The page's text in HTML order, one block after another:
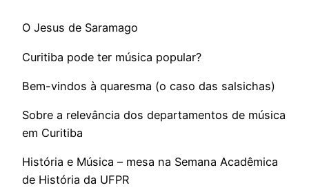
O Jesus de Saramago
Curitiba pode ter música popular?
Bem-vindos à quaresma (o caso das salsichas)
Sobre a relevância dos departamentos de música
em Curitiba
História e Música – mesa na Semana Acadêmica
de História da UFPR